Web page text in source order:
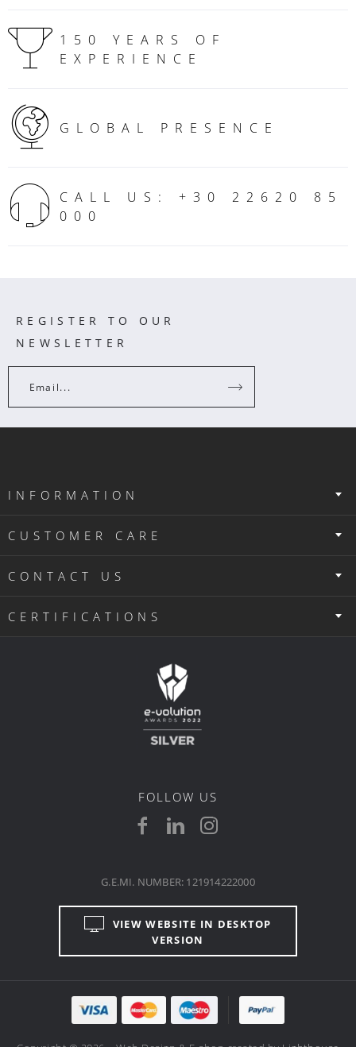
150 YEARS OF
EXPERIENCE
GLOBAL PRESENCE
CALL US: +30 22620 85
000
REGISTER TO OUR
NEWSLETTER
Email...
INFORMATION
CUSTOMER CARE
CONTACT US
CERTIFICATIONS
FOLLOW US
VIEW WEBSITE IN DESKTOP
VERSION
G.E.MI. NUMBER: 121914222000